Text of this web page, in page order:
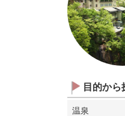
目的から
温泉